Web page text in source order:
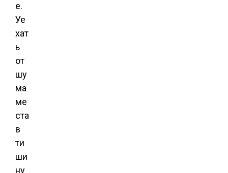
е.
Уе
хат
ь
от
шу
ма
ме
ста
в
ти
ши
ну